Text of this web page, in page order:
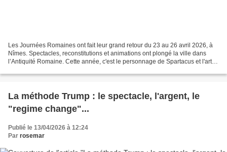
Les Journées Romaines ont fait leur grand retour du 23 au 26 avril 2026, à
Nîmes. Spectacles, reconstitutions et animations ont plongé la ville dans
l’Antiquité Romaine. Cette année, c'est le personnage de Spartacus et l'art
La méthode Trump : le spectacle, l'argent, le
"regime change"...
Publié le 13/04/2026 à 12:24
Par rosemar